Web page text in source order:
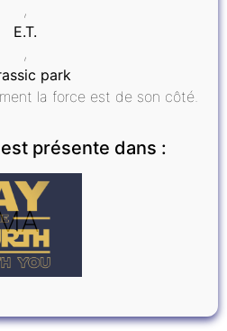
,
E.T.
,
park
la force est de son côté.
présente dans :